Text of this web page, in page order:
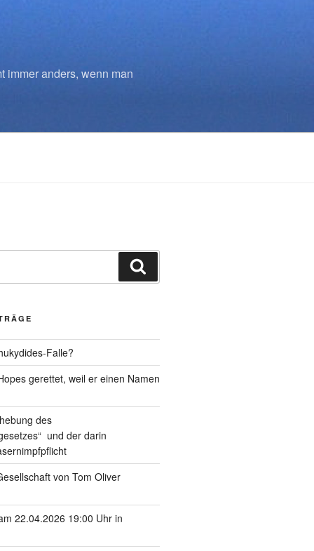
immer anders, wenn man
Falle?
gerettet, weil er einen Namen
des
und der darin
von Tom Oliver
22.04.2026 19:00 Uhr in